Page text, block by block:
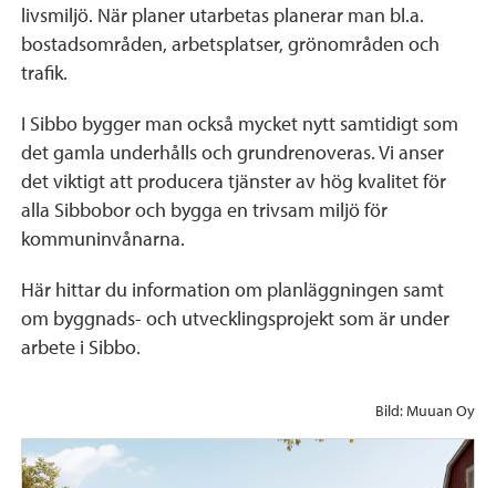
livsmiljö. När planer utarbetas planerar man bl.a.
bostadsområden, arbetsplatser, grönområden och
trafik.
I Sibbo bygger man också mycket nytt samtidigt som
det gamla underhålls och grundrenoveras. Vi anser
det viktigt att producera tjänster av hög kvalitet för
alla Sibbobor och bygga en trivsam miljö för
kommuninvånarna.
Här hittar du information om planläggningen samt
om byggnads- och utvecklingsprojekt som är under
arbete i Sibbo.
Bild: Muuan Oy